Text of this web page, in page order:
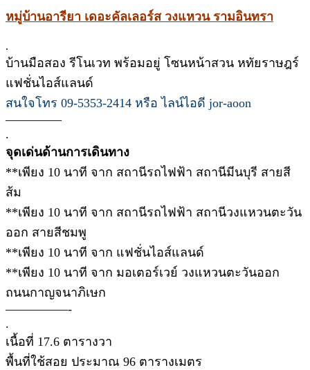
หมู่บ้านอารียา เดอะคัลเลอร์ส วงแหวน รามอินทรา
.
บ้านมือสอง รีโนเวท พร้อมอยู่ โซนหน้าสวน หทัยราษฎร์
แฟชั่นไอส์แลนด์
สนใจโทร 09-5353-2414 หรือ ไลน์ไอดี jor-aoon
————–
.
จุดเด่นด้านการเดินทาง
**เพียง 10 นาที จาก สถานีรถไฟฟ้า สถานีมีนบุรี สายสี
ส้ม
**เพียง 10 นาที จาก สถานีรถไฟฟ้า สถานีวงแหวนตะวัน
ออก สายสีชมพู
**เพียง 10 นาที จาก แฟชั่นไอส์แลนด์
**เพียง 10 นาที จาก มอเตอร์เวย์ วงแหวนตะวันออก
ถนนกาญจนาภิเษก
—————-
.
เนื้อที่ 17.6 ตารางวา
พื้นที่ใช้สอย ประมาณ 96 ตารางเมตร